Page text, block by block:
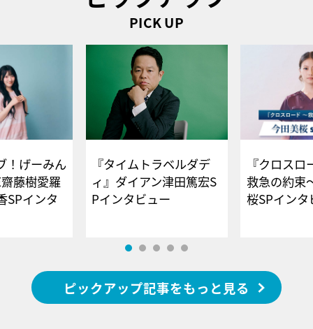
PICK UP
！げーみん
藤樹愛羅
SPインタ
『タイムトラベルダデ
ィ』ダイアン津田篤宏S
Pインタビュー
『クロス
救急の約束
桜SPイ
ピックアップ記事をもっと見る